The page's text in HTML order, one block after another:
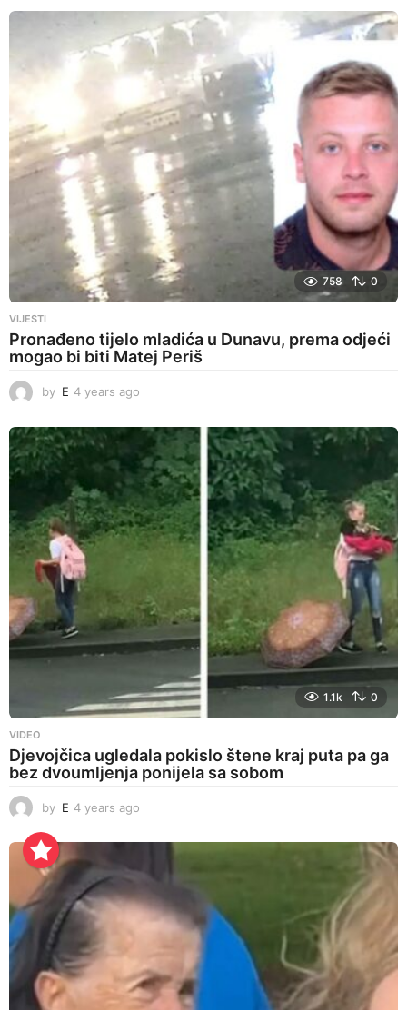
758 0
VIJESTI
Pronađeno tijelo mladića u Dunavu, prema odjeći
mogao bi biti Matej Periš
by E 4 years ago
e
r
s
a
g
o
1.1k 0
VIDEO
Djevojčica ugledala pokislo štene kraj puta pa ga
bez dvoumljenja ponijela sa sobom
by E 4 years ago
e
r
s
a